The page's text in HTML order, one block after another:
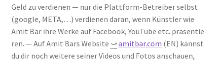
Geld zu ver­die­nen — nur die Platt­form-Betrei­ber selbst
(goog­le, META,…) ver­die­nen dar­an, wenn Künst­ler wie
Amit Bar ihre Wer­ke auf Face­book, You­Tube etc. prä­sen­tie­
ren. — Auf Amit Bars Web­site ⤻amitbar.com (EN) kannst
du dir noch wei­te­re sei­ner Vide­os und Fotos anschau­en,